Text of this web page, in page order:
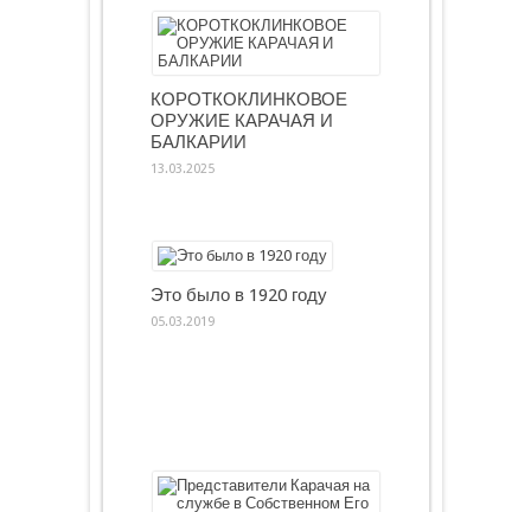
КОРОТКОКЛИНКОВОЕ
ОРУЖИЕ КАРАЧАЯ И
БАЛКАРИИ
13.03.2025
Это было в 1920 году
05.03.2019